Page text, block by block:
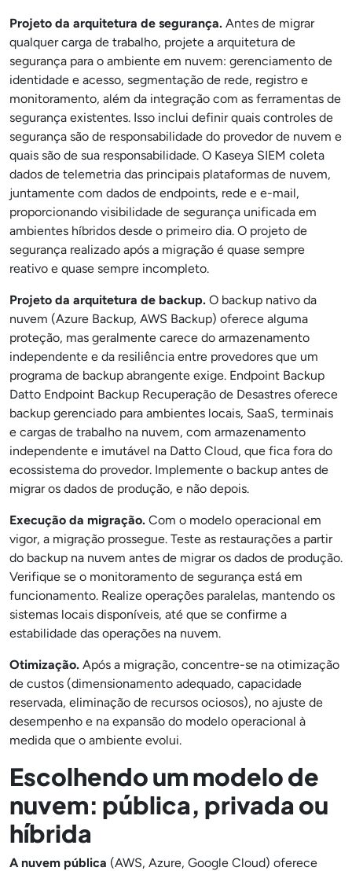
Projeto da arquitetura de segurança. Antes de migrar
qualquer carga de trabalho, projete a arquitetura de
segurança para o ambiente em nuvem: gerenciamento de
identidade e acesso, segmentação de rede, registro e
monitoramento, além da integração com as ferramentas de
segurança existentes. Isso inclui definir quais controles de
segurança são de responsabilidade do provedor de nuvem e
quais são de sua responsabilidade. O Kaseya SIEM coleta
dados de telemetria das principais plataformas de nuvem,
juntamente com dados de endpoints, rede e e-mail,
proporcionando visibilidade de segurança unificada em
ambientes híbridos desde o primeiro dia. O projeto de
segurança realizado após a migração é quase sempre
reativo e quase sempre incompleto.
Projeto da arquitetura de backup. O backup nativo da
nuvem (Azure Backup, AWS Backup) oferece alguma
proteção, mas geralmente carece do armazenamento
independente e da resiliência entre provedores que um
programa de backup abrangente exige. Endpoint Backup
Datto Endpoint Backup Recuperação de Desastres oferece
backup gerenciado para ambientes locais, SaaS, terminais
e cargas de trabalho na nuvem, com armazenamento
independente e imutável na Datto Cloud, que fica fora do
ecossistema do provedor. Implemente o backup antes de
migrar os dados de produção, e não depois.
Execução da migração. Com o modelo operacional em
vigor, a migração prossegue. Teste as restaurações a partir
do backup na nuvem antes de migrar os dados de produção.
Verifique se o monitoramento de segurança está em
funcionamento. Realize operações paralelas, mantendo os
sistemas locais disponíveis, até que se confirme a
estabilidade das operações na nuvem.
Otimização. Após a migração, concentre-se na otimização
de custos (dimensionamento adequado, capacidade
reservada, eliminação de recursos ociosos), no ajuste de
desempenho e na expansão do modelo operacional à
medida que o ambiente evolui.
Escolhendo um modelo de
nuvem: pública, privada ou
híbrida
A nuvem pública (AWS, Azure, Google Cloud) oferece